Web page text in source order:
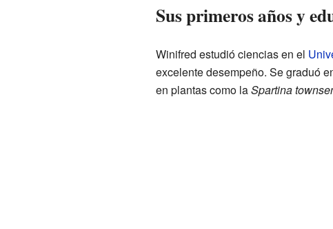
Sus primeros años y
Winifred estudió ciencias en el
excelente desempeño. Se graduó
en plantas como laSpartina